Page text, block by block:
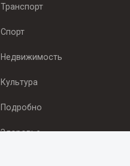
Транспорт
Спорт
Недвижимость
Культура
Подробно
Здоровье